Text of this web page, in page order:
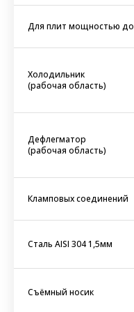
Для плит мощностью до
Холодильник
(рабочая область)
Дефлегматор
(рабочая область)
Кламповых соединений
Сталь AISI 304 1,5мм
Съёмный носик